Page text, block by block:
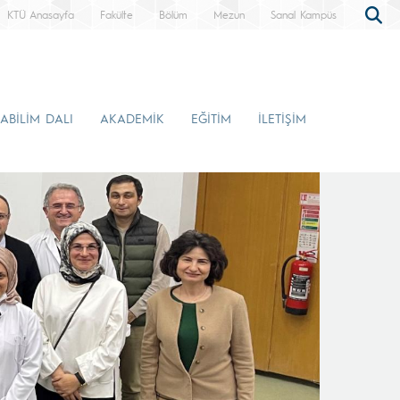
KTÜ Anasayfa Fakülte Bölüm Mezun Sanal Kampüs
DALI AKADEMİK EĞİTİM İLETİŞİM